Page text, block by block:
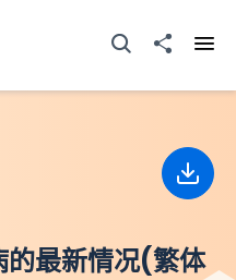
打开搜寻器分享至
的最新情况(繁体
下载